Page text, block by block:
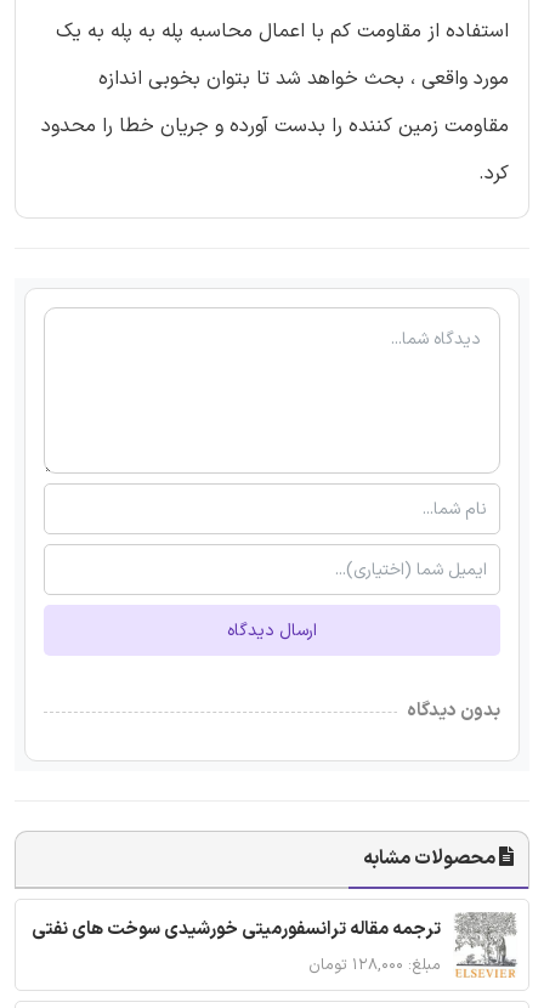
استفاده از مقاومت کم با اعمال محاسبه پله به پله به یک
مورد واقعی ، بحث خواهد شد تا بتوان بخوبی اندازه
مقاومت زمین کننده را بدست آورده و جریان خطا را محدود
کرد.
ارسال دیدگاه
بدون دیدگاه
محصولات مشابه
ترجمه مقاله ترانسفورمیتی خورشیدی سوخت های نفتی
مبلغ: ۱۲۸,۰۰۰ تومان